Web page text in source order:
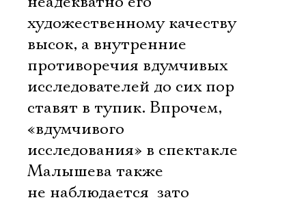
художественному качеству
высок, а внутренние
противоречия вдумчивых
исследователей до сих пор
ставят в тупик. Впрочем,
«вдумчивого
исследования» в спектакле
Малышева также
не наблюдается  зато